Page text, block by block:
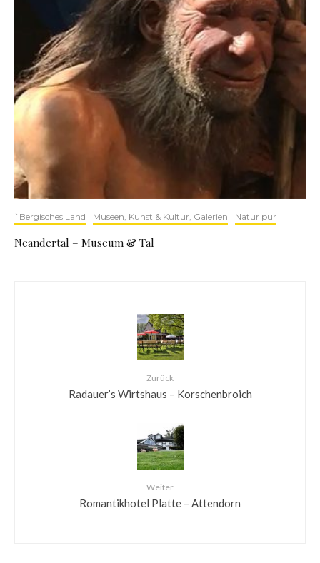
`Bergisches Land Museen, Kunst & Kultur, Galerien Natur pur
Neandertal – Museum & Tal
Zurück
Radauer’s Wirtshaus – Korschenbroich
Weiter
Romantikhotel Platte – Attendorn